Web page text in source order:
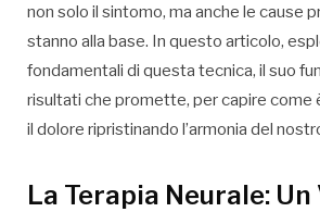
non solo il sintomo, ma anche le cause
stanno alla base. In questo articolo,
fondamentali di questa tecnica, il suo
risultati che promette, per capire come
il dolore ripristinando l’armonia del
La Terapia Neurale: